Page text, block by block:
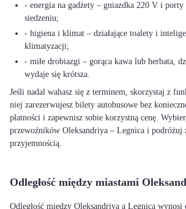
- energia na gadżety – gniazdka 220 V i
siedzeniu;
- higiena i klimat – działające toalety i
klimatyzacji;
- miłe drobiazgi – gorąca kawa lub herbata,
wydaje się krótsza.
Jeśli nadal wahasz się z terminem, skorzystaj z
niej zarezerwujesz bilety autobusowe bez
płatności i zapewnisz sobie korzystną cenę.
przewoźników Oleksandriya – Legnica i podróżuj
przyjemnością.
Odległość między miastami
Odległość między Oleksandriya a Legnica wynosi